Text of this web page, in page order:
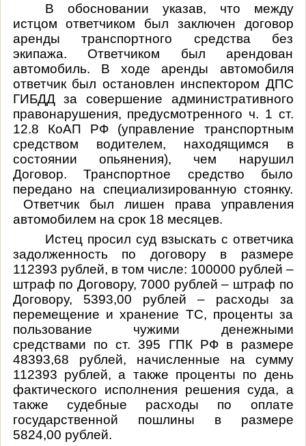
В обосновании указав, что между
истцом ответчиком был заключен договор
аренды транспортного средства без
экипажа. Ответчиком был арендован
автомобиль. В ходе аренды автомобиля
ответчик был остановлен инспектором ДПС
ГИБДД за совершение административного
правонарушения, предусмотренного ч. 1 ст.
12.8 КоАП РФ (управление транспортным
средством водителем, находящимся в
состоянии опьянения), чем нарушил
Договор. Транспортное средство было
передано на специализированную стоянку.
Ответчик был лишен права управления
автомобилем на срок 18 месяцев.
Истец просил суд взыскать с ответчика
задолженность по договору в размере
112393 рублей, в том числе: 100000 рублей –
штраф по Договору, 7000 рублей – штраф по
Договору, 5393,00 рублей – расходы за
перемещение и хранение ТС, проценты за
пользование чужими денежными
средствами по ст. 395 ГПК РФ в размере
48393,68 рублей, начисленные на сумму
112393 рублей, а также проценты по день
фактического исполнения решения суда, а
также судебные расходы по оплате
государственной пошлины в размере
5824,00 рублей.